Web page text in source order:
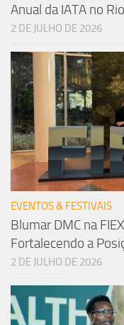
Anual da IATA no
2 DE JULHO DE 2026
EVENTOS & FESTIVAIS
Blumar DMC na
Fortalecendo a
2 DE JULHO DE 2026